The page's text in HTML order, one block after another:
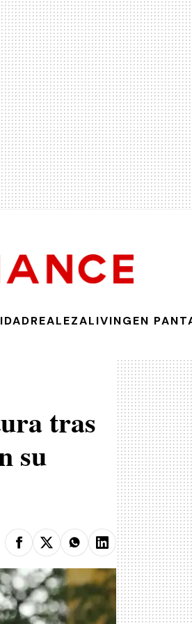
REALEZALIVINGEN
tras
su